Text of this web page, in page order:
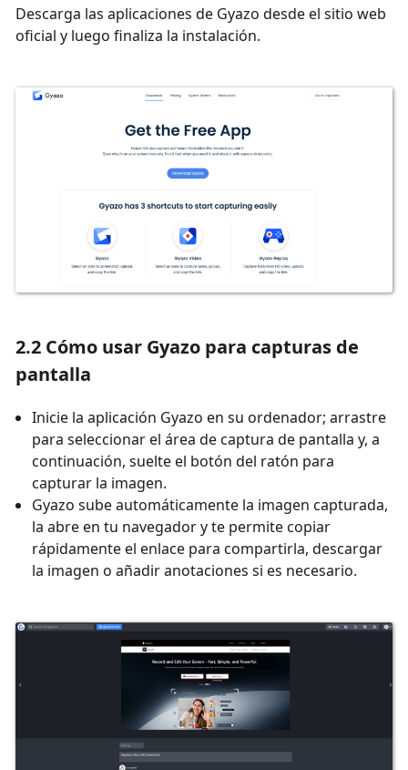
Descarga las aplicaciones de Gyazo desde el sitio web
oficial y luego finaliza la instalación.
2.2 Cómo usar Gyazo para capturas de
pantalla
Inicie la aplicación Gyazo en su ordenador; arrastre
para seleccionar el área de captura de pantalla y, a
continuación, suelte el botón del ratón para
capturar la imagen.
Gyazo sube automáticamente la imagen capturada,
la abre en tu navegador y te permite copiar
rápidamente el enlace para compartirla, descargar
la imagen o añadir anotaciones si es necesario.